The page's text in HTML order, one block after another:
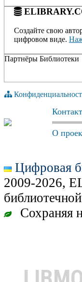
Создайте свою
цифровом виде.
Партнёры Библиотеки
О
Цифровая
2009-2026,
Сохраняя